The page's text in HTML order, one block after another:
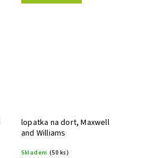
lopatka na dort, Maxwell
and Williams
Skladem (50 ks)